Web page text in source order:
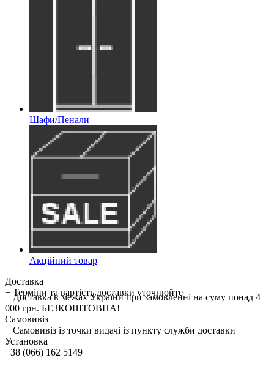
Шафи/Пенали
Акційний товар
Доставка
− Терміни та вартість доставки уточнюйте
− Доставка в межах України при замовленні на суму понад 4
000 грн. БЕЗКОШТОВНА!
Самовивіз
− Самовивіз із точки видачі із пункту служби доставки
Установка
−38 (066) 162 5149